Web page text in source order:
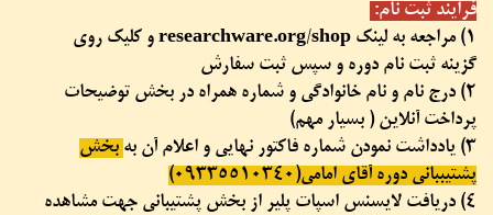
فرایند ثبت نام:
1) مراجعه به لینک researchware.org/shop و کلیک روی
گزینه ثبت نام دوره و سپس ثبت سفارش
2) درج نام و نام خانوادگی و شماره همراه در بخش توضیحات
پرداخت آنلاین ( بسیار مهم)
3) یادداشت نمودن شماره فاکتور نهایی و اعلام آن به
بخش
پشتیببانی دوره آقای امامی(09335510340)
4) دریافت لایسنس اسپات پلیر از بخش پشتیبانی جهت مشاهده